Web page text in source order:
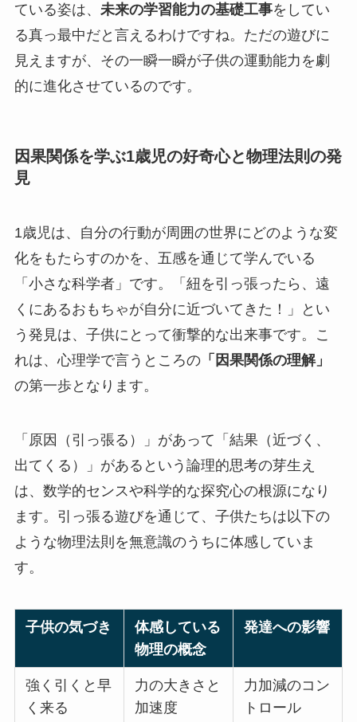
ている姿は、 未来の学習能力の基礎工事をしてい
る真っ最中だと言えるわけですね。ただの遊びに
見えますが、その一瞬一瞬が子供の運動能力を劇
的に進化させているのです。
因果関係を学ぶ1歳児の好奇心と物理法則の発
見
1歳児は、自分の行動が周囲の世界にどのような変
化をもたらすのかを、五感を通じて学んでいる
「小さな科学者」です。「紐を引っ張ったら、遠
くにあるおもちゃが自分に近づいてきた！」とい
う発見は、子供にとって衝撃的な出来事です。こ
れは、心理学で言うところの「因果関係の理解」
の第一歩となります。
「原因（引っ張る）」があって「結果（近づく、
出てくる）」があるという論理的思考の芽生え
は、数学的センスや科学的な探究心の根源になり
ます。引っ張る遊びを通じて、子供たちは以下の
ような物理法則を無意識のうちに体感していま
す。
子供の気づき
体感している
物理の概念
発達への影響
強く引くと早
く来る
力の大きさと
加速度
力加減のコン
トロール